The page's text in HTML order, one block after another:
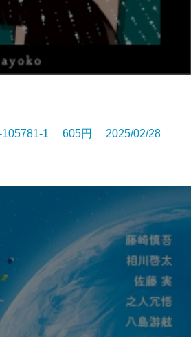
105781-1 605円 2025/02/28